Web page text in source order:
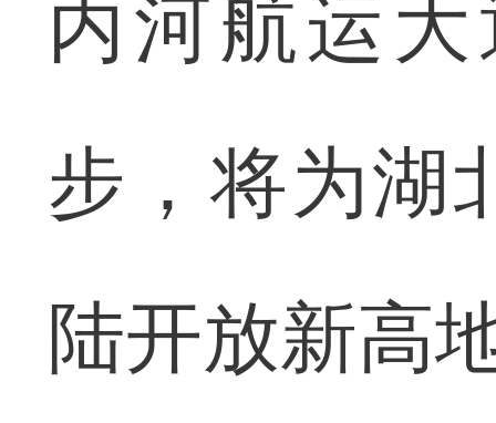
内河航运
步，将为湖
陆开放新高